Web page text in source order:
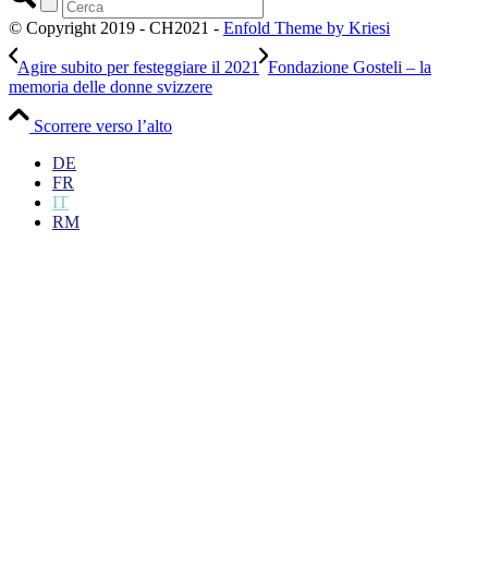
© Copyright 2019 - CH2021 - Enfold Theme by Kriesi
Agire subito per festeggiare il 2021
Fondazione Gosteli – la
memoria delle donne svizzere
Scorrere verso l’alto
DE
FR
IT
RM